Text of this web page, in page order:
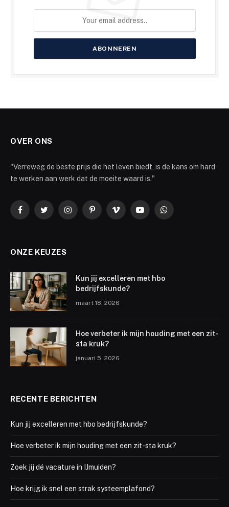
OVER ONS
"Verreweg de beste prijs die het leven biedt, is de kans om hard
te werken aan werk dat de moeite waard is."
FacebookTwitterInstagramPinterestVimeo YouTubeWhatsApp
ONZE KEUZES
Kun jij excelleren met hbo
bedrijfskunde?
maart 18, 2026
Hoe verbeter ik mijn houding met een zit-
sta kruk?
januari 5, 2026
RECENTE BERICHTEN
Kun jij excelleren met hbo bedrijfskunde?
Hoe verbeter ik mijn houding met een zit-sta kruk?
Zoek jij dé vacature in IJmuiden?
Hoe krijg ik snel een strak systeemplafond?